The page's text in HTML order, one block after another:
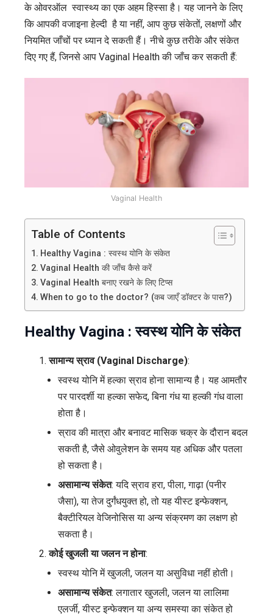
:
महिलाओं
को
क्यों
के ओवरऑल स्वास्थ्य का एक अहम हिस्सा है। यह जानने के लिए
कि आपकी वजाइना हेल्दी है या नहीं, आप कुछ संकेतों, लक्षणों और
नियमित जाँचों पर ध्यान दे सकती हैं। नीचे कुछ तरीके और संकेत
दिए गए हैं, जिनसे आप Vaginal Health की जाँच कर सकती हैं:
Vaginal Health
Table of Contents
Healthy Vagina : स्वस्थ योनि के संकेत
Vaginal Health की जाँच कैसे करें
Vaginal Health बनाए रखने के लिए टिप्स
When to go to the doctor? (कब जाएँ डॉक्टर के पास?)
Healthy Vagina : स्वस्थ योनि के संकेत
सामान्य स्राव (Vaginal Discharge):
स्वस्थ योनि में हल्का स्राव होना सामान्य है। यह आमतौर
पर पारदर्शी या हल्का सफेद, बिना गंध या हल्की गंध वाला
होता है।
स्राव की मात्रा और बनावट मासिक चक्र के दौरान बदल
सकती है, जैसे ओवुलेशन के समय यह अधिक और पतला
हो सकता है।
असामान्य संकेत: यदि स्राव हरा, पीला, गाढ़ा (पनीर
जैसा), या तेज दुर्गंधयुक्त हो, तो यह यीस्ट इन्फेक्शन,
बैक्टीरियल वेजिनोसिस या अन्य संक्रमण का लक्षण हो
सकता है।
कोई खुजली या जलन न होना:
स्वस्थ योनि में खुजली, जलन या असुविधा नहीं होती।
असामान्य संकेत: लगातार खुजली, जलन या लालिमा
एलर्जी, यीस्ट इन्फेक्शन या अन्य समस्या का संकेत हो